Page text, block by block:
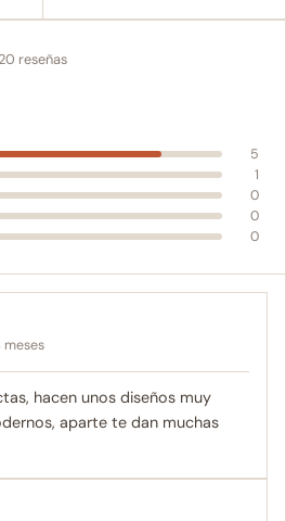
20 reseñas
5
1
0
0
0
meses
hacen unos diseños muy
aparte te dan muchas